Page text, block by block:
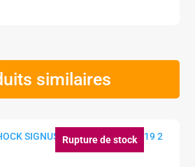
similaires
Rupture de stock